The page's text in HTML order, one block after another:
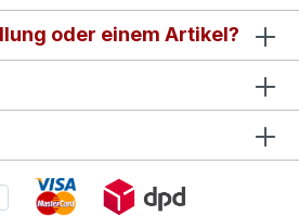
oder einem Artikel?